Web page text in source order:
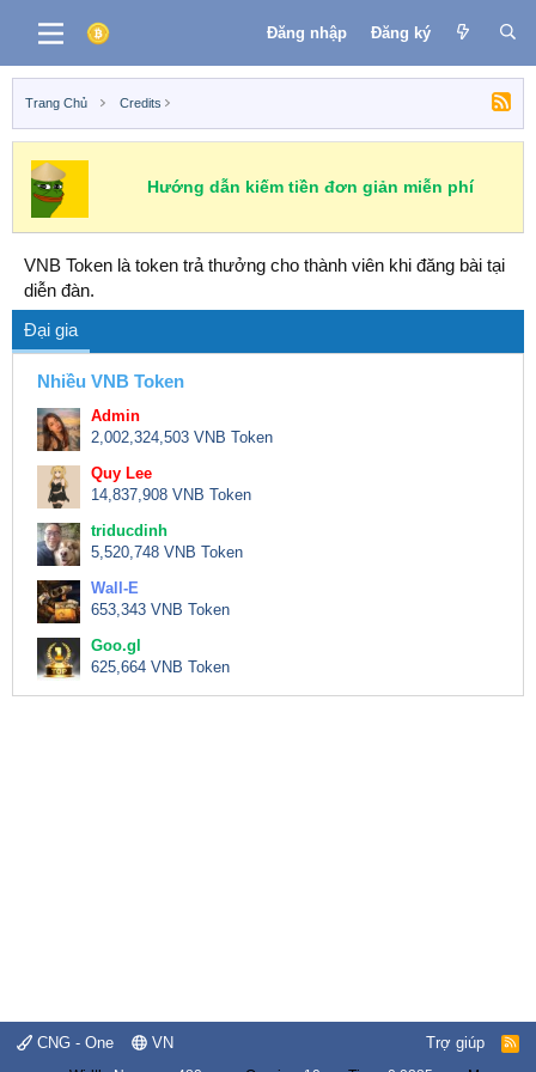
Đăng nhập Đăng ký
Trang Chủ Credits
Hướng dẫn kiếm tiền đơn giản miễn phí
VNB Token là token trả thưởng cho thành viên khi đăng bài tại
diễn đàn.
Đại gia
Nhiều VNB Token
Admin
2,002,324,503 VNB Token
Quy Lee
14,837,908 VNB Token
triducdinh
5,520,748 VNB Token
Wall-E
653,343 VNB Token
Goo.gl
625,664 VNB Token
CNG - One VN Trợ giúp
R